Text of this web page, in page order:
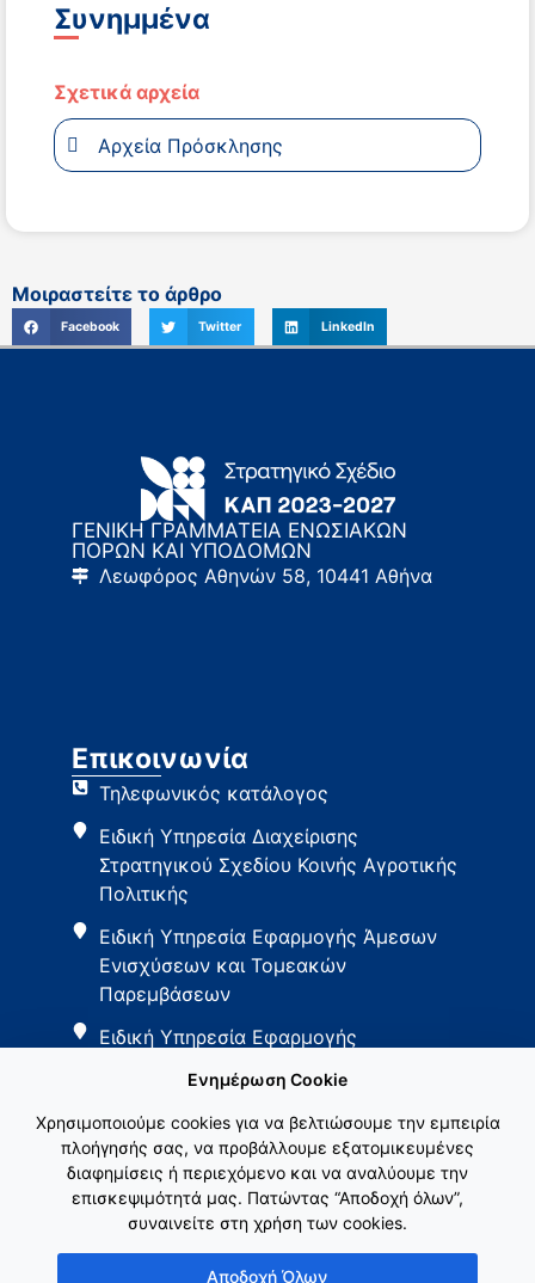
Συνημμένα
Σχετικά αρχεία
Αρχεία Πρόσκλησης
Μοιραστείτε το άρθρο
Facebook Twitter LinkedIn
ΓΕΝΙΚΗ ΓΡΑΜΜΑΤΕΙΑ ΕΝΩΣΙΑΚΩΝ
ΠΟΡΩΝ ΚΑΙ ΥΠΟΔΟΜΩΝ
Λεωφόρος Αθηνών 58, 10441 Αθήνα
Επικοινωνία
Τηλεφωνικός κατάλογος
Ειδική Υπηρεσία Διαχείρισης
Στρατηγικού Σχεδίου Κοινής Αγροτικής
Πολιτικής
Ειδική Υπηρεσία Εφαρμογής Άμεσων
Ενισχύσεων και Τομεακών
Παρεμβάσεων
Ειδική Υπηρεσία Εφαρμογής
Εθνικό Δίκτυο ΚΑΠ
Ενημέρωση Cookie
Χρησιμοποιούμε cookies για να βελτιώσουμε την εμπειρία
πλοήγησής σας, να προβάλλουμε εξατομικευμένες
διαφημίσεις ή περιεχόμενο και να αναλύουμε την
επισκεψιμότητά μας. Πατώντας “Αποδοχή όλων”,
συναινείτε στη χρήση των cookies.
Αποδοχή Όλων